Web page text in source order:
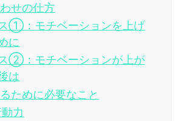
せの仕方
①：モチベーションを上げ
に
②：モチベーションが上が
は
ために必要なこと
力